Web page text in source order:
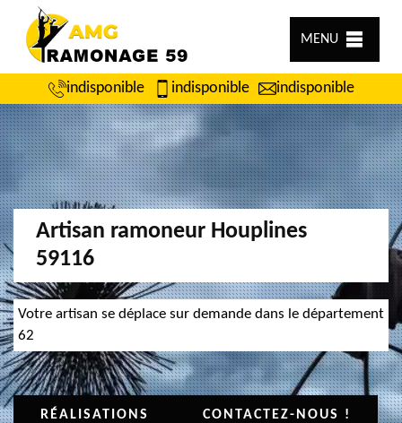
MENU
indisponible indisponible indisponible
Artisan ramoneur Houplines
59116
Votre artisan se déplace sur demande dans le département
62
RÉALISATIONS CONTACTEZ-NOUS !